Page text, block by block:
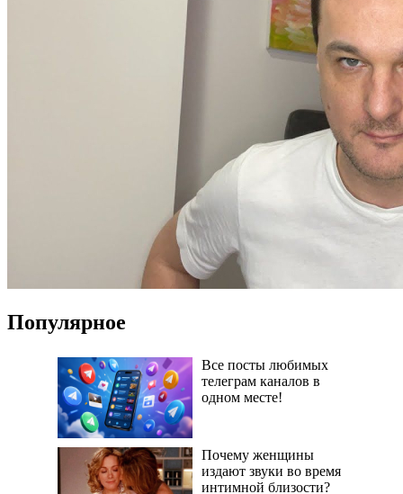
Популярное
Все посты любимых
телеграм каналов в
одном месте!
Почему женщины
издают звуки во время
интимной близости?